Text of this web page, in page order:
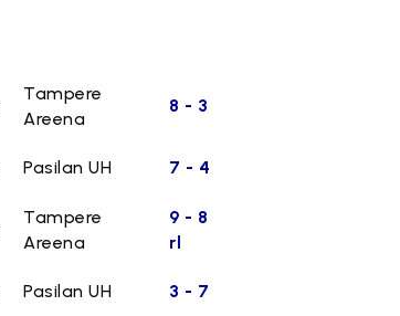
Tampere
Areena
8 - 3
Pasilan UH 7 - 4
Tampere
Areena
9 - 8
rl
Pasilan UH 3 - 7